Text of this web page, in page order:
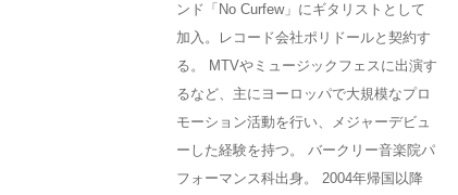
ンド「No Curfew」にギタリストとして
加入。レコード会社ポリドールと契約す
る。 MTVやミュージックフェスに出演す
るなど、主にヨーロッパで大規模なプロ
モーション活動を行い、メジャーデビュ
ーした経験を持つ。 バークリー音楽院パ
フォーマンス科出身。 2004年帰国以降